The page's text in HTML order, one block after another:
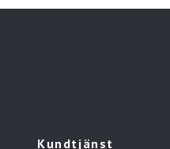
Kundtjänst